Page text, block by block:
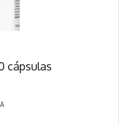
cápsulas